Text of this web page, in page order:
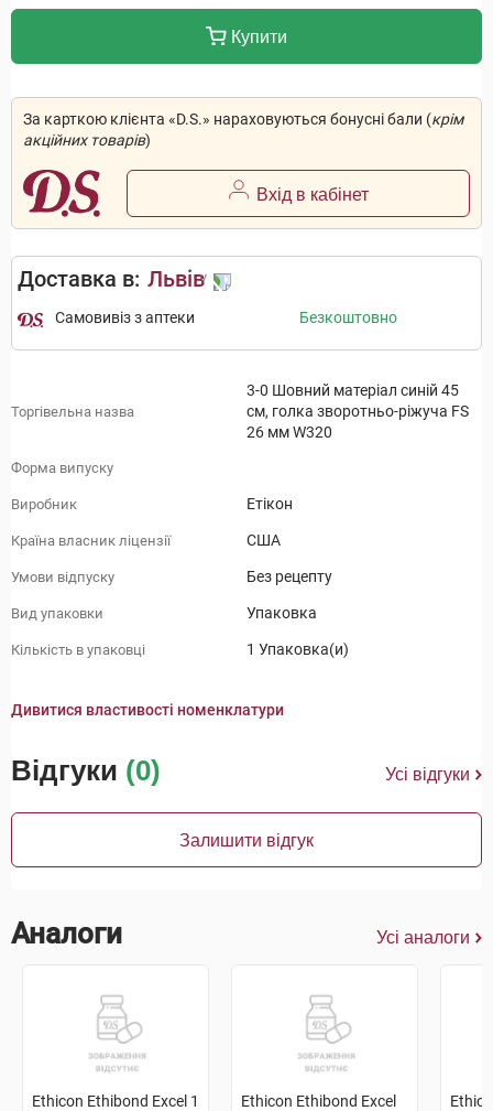
Купити
За карткою клієнта «D.S.» нараховуються бонусні бали (крім
акційних товарів)
Вхід в кабінет
Доставка в: Львів
Самовивіз з аптеки Безкоштовно
Торгівельна назва
3-0 Шовний матеріал синій 45
см, голка зворотньо-ріжуча FS
26 мм W320
Форма випуску
Виробник Етікон
Країна власник ліцензії США
Умови відпуску Без рецепту
Вид упаковки Упаковка
Кількість в упаковці 1 Упаковка(и)
Дивитися властивості номенклатури
Відгуки (0) Усі відгуки
Залишити відгук
Аналоги Усі аналоги
Ethicon Ethibond Exсel 1
Ethicon Ethibond Exсel